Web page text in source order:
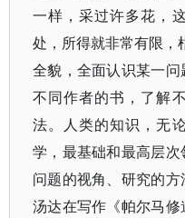
一样，采过许多花，
处，所得就非常有限，
全貌，全面认识某一
不同作者的书，了解
法。人类的知识，无
学，最基础和最高层
问题的视角、研究的
汤达在写作《帕尔马